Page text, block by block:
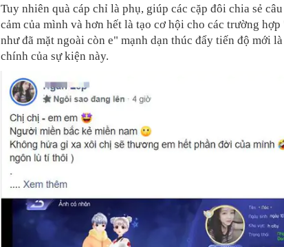
Tuy nhiên quà cáp chỉ là phụ, giúp các cặp đôi chia sẻ
cảm của mình và hơn hết là tạo cơ hội cho các trường
như đã mặt ngoài còn e" mạnh dạn thúc đẩy tiến độ mới
chính của sự kiện này.